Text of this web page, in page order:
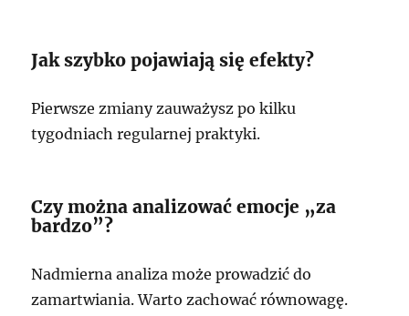
Jak szybko pojawiają się efekty?
Pierwsze zmiany zauważysz po kilku
tygodniach regularnej praktyki.
Czy można analizować emocje „za
bardzo”?
Nadmierna analiza może prowadzić do
zamartwiania. Warto zachować równowagę.